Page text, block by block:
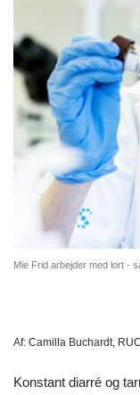
Mie Frid arbejder med lort -
Af: Camilla Buchardt,
Konstant diarré og